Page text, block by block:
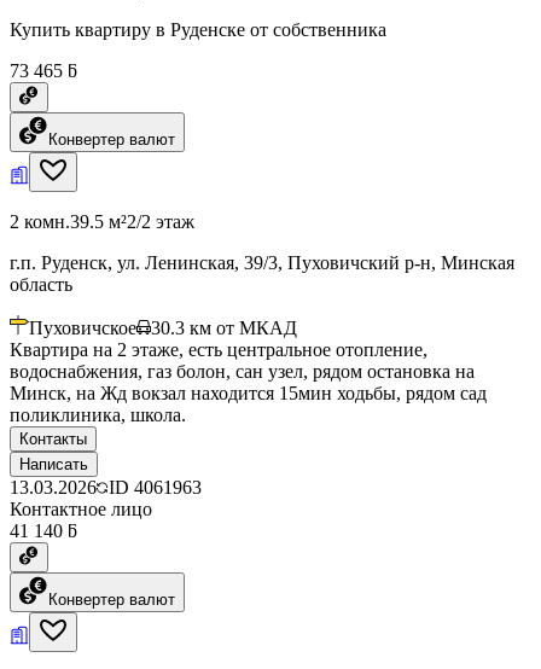
Купить квартиру в Руденске от собственника
73 465 ƃ
Конвертер валют
2 комн.39.5 м²2/2 этаж
г.п. Руденск, ул. Ленинская, 39/3, Пуховичский р-н, Минская
область
Пуховичское 30.3 км от МКАД
Квартира на 2 этаже, есть центральное отопление,
водоснабжения, газ болон, сан узел, рядом остановка на
Минск, на Жд вокзал находится 15мин ходьбы, рядом сад
поликлиника, школа.
Контакты
Написать
13.03.2026 ID 4061963
Контактное лицо
41 140 ƃ
Конвертер валют